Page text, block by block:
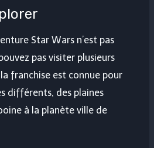
Star Wars n’est pas
pas visiter plusieurs
franchise est connue pour
différents, des plaines
à la planète ville de